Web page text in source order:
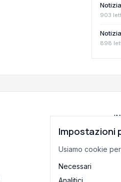
903
898
Impostazioni
Usiamo cookie
Necessari
Analitici